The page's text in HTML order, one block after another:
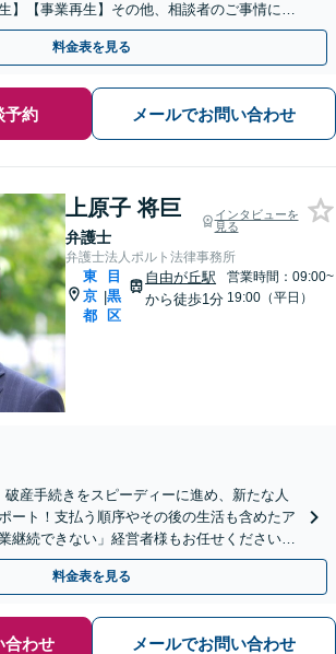
】【事業再生】その他、相談者のご事情に応
【債務整理のみ初回面談無料】
料金表を見る
予約 メールでお問い合わせ
上原子 将巨
弁護士
インタビューを
見る
弁護士法人ポルト法律事務所
東
京
都
|
目
黒
区
自由が丘駅
から徒歩1分
営業時間：09:00~
19:00（平日）
破産手続きをスピーディーに進め、新たな人
ート！支払う順序やその後の生活も含めたア
継続できない」経営者様もお任せください
料／土日祝対応可】
料金表を見る
合わせ メールでお問い合わせ